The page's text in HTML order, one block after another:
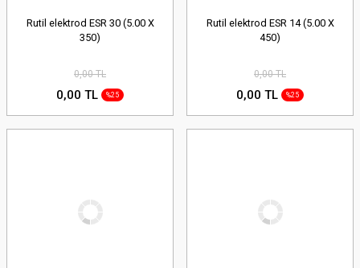
Rutil elektrod ESR 30 (5.00 X
350)
0,00 TL
0,00 TL %25
Rutil elektrod ESR 14 (5.00 X
450)
0,00 TL
0,00 TL %25